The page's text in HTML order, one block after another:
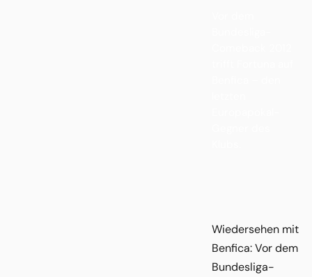
Wiedersehen mit
Benfica: Vor dem
Bundesliga-